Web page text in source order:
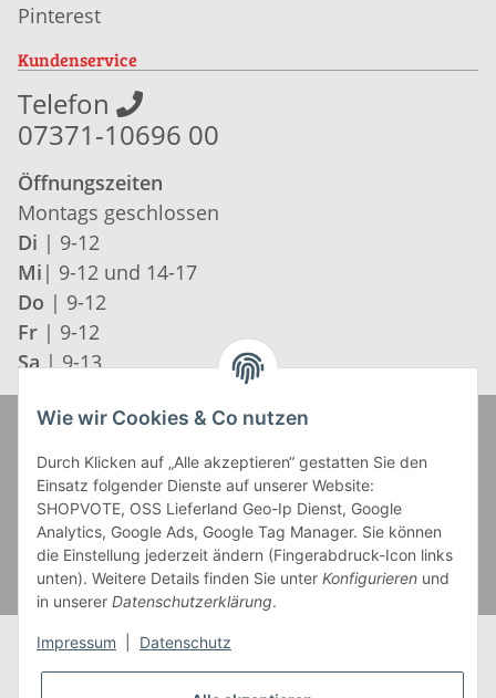
Pinterest
Kundenservice
Telefon
07371-10696 00
Öffnungszeiten
Montags geschlossen
Di | 9-12
Mi | 9-12 und 14-17
Do | 9-12
Fr | 9-12
Sa | 9-13
Wie wir Cookies & Co nutzen
Durch Klicken auf „Alle akzeptieren“ gestatten Sie den
Einsatz folgender Dienste auf unserer Website:
SHOPVOTE, OSS Lieferland Geo-Ip Dienst, Google
Analytics, Google Ads, Google Tag Manager. Sie können
die Einstellung jederzeit ändern (Fingerabdruck-Icon links
unten). Weitere Details finden Sie unter Konfigurieren und
in unserer Datenschutzerklärung.
Impressum Datenschutz